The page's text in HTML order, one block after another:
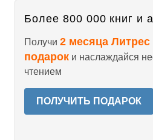
Более 800 000 книг и
Получи 2 месяца
подарок и наслаждайся
чтением
ПОЛУЧИТЬ ПОДАРОК